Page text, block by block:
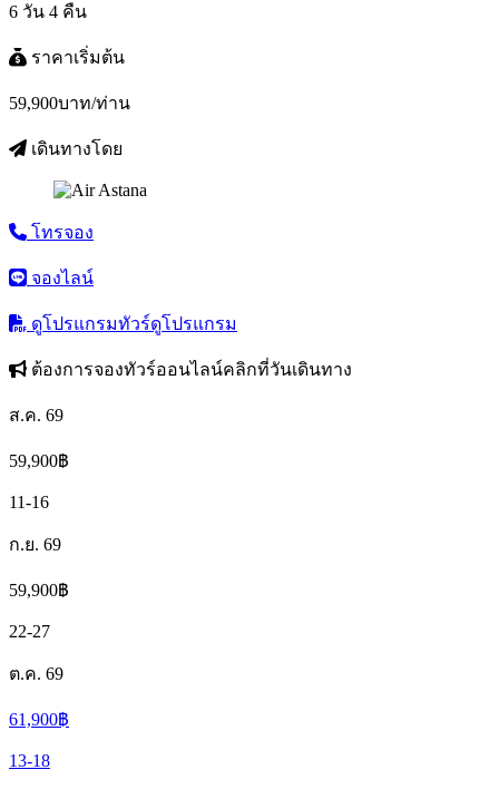
6 วัน 4 คืน
ราคาเริ่มต้น
59,900บาท/ท่าน
เดินทางโดย
โทรจอง
จองไลน์
ดูโปรแกรมทัวร์ดูโปรแกรม
ต้องการจองทัวร์ออนไลน์คลิกที่วันเดินทาง
ส.ค. 69
59,900฿
11-16
ก.ย. 69
59,900฿
22-27
ต.ค. 69
61,900฿
13-18